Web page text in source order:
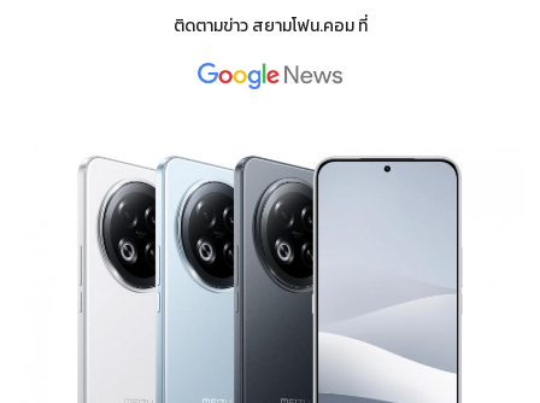
ติดตามข่าวสยามโฟน.คอมที่